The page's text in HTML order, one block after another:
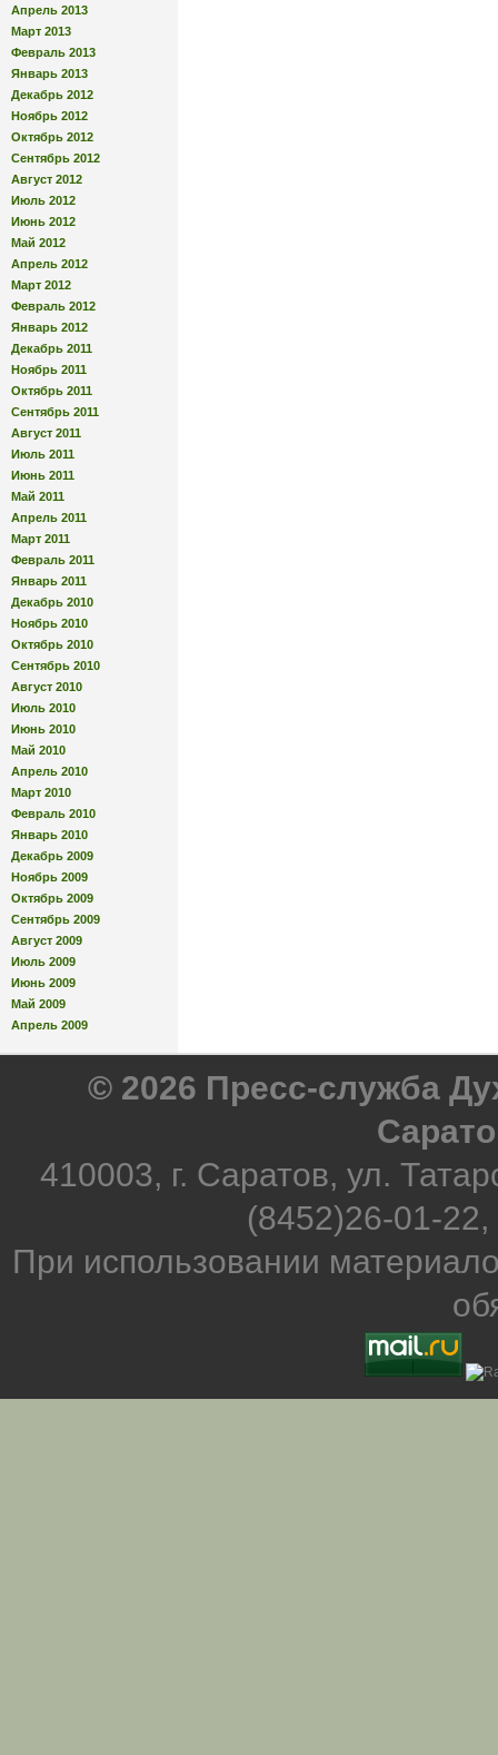
Апрель 2013
Март 2013
Февраль 2013
Январь 2013
Декабрь 2012
Ноябрь 2012
Октябрь 2012
Сентябрь 2012
Август 2012
Июль 2012
Июнь 2012
Май 2012
Апрель 2012
Март 2012
Февраль 2012
Январь 2012
Декабрь 2011
Ноябрь 2011
Октябрь 2011
Сентябрь 2011
Август 2011
Июль 2011
Июнь 2011
Май 2011
Апрель 2011
Март 2011
Февраль 2011
Январь 2011
Декабрь 2010
Ноябрь 2010
Октябрь 2010
Сентябрь 2010
Август 2010
Июль 2010
Июнь 2010
Май 2010
Апрель 2010
Март 2010
Февраль 2010
Январь 2010
Декабрь 2009
Ноябрь 2009
Октябрь 2009
Сентябрь 2009
Август 2009
Июль 2009
Июнь 2009
Май 2009
Апрель 2009
© 2026 Пресс-служба
410003, г. Саратов, ул.
(8452)26-01-
При использовании